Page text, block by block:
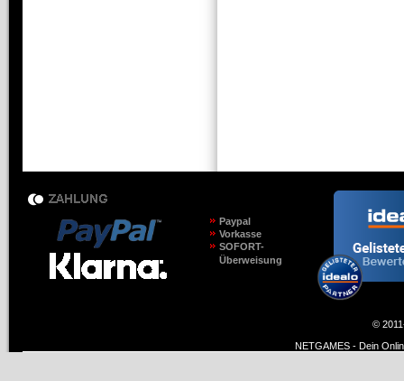
Paypal
Vorkasse
SOFORT-
Überweisung
©
NETGAMES - Dein